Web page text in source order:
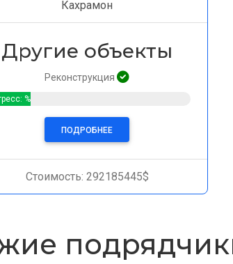
Кахрамон
Другие объекты
Реконструкция
%
ПОДРОБНЕЕ
Стоимость: 292185445$